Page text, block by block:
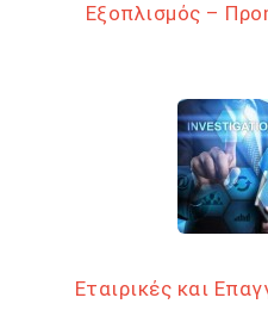
Εξοπλισμός –
Εταιρικές και